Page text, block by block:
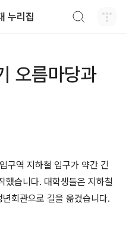
누리집
오름마당과
구역 지하철 입구가 약간 긴
했습니다. 대학생들은 지하철
회관으로 길을 옮겼습니다.